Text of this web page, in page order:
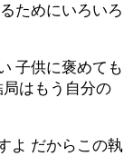
ためにいろいろ
子供に褒めても
はもう自分の
よ だからこの執